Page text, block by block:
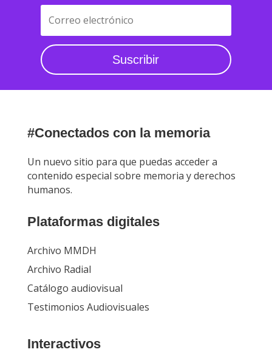
Suscribir
#Conectados con la memoria
Un nuevo sitio para que puedas acceder a
contenido especial sobre memoria y derechos
humanos.
Plataformas digitales
Archivo MMDH
Archivo Radial
Catálogo audiovisual
Testimonios Audiovisuales
Interactivos